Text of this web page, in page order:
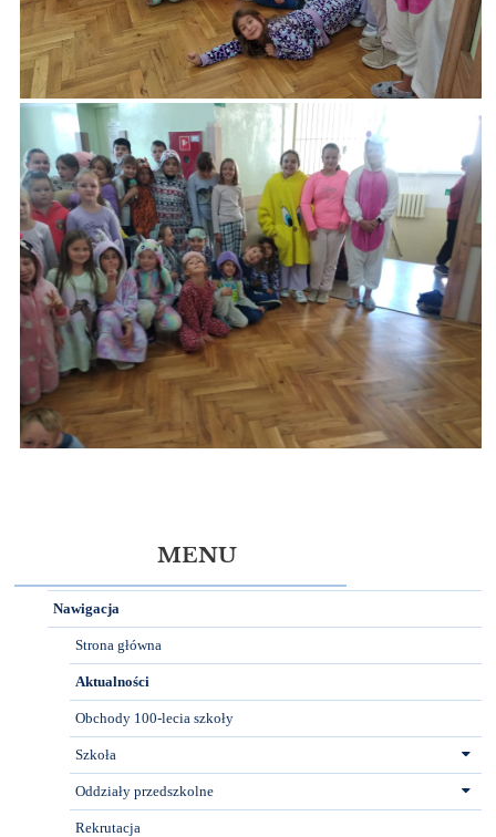
MENU
Nawigacja
Strona główna
Aktualności
Obchody 100-lecia szkoły
Szkoła
Oddziały przedszkolne
Rekrutacja